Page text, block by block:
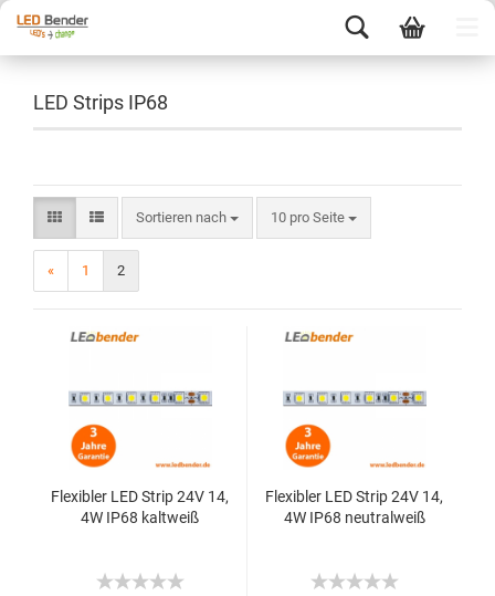
LED Strips IP68
Sortieren nach 10 pro Seite
« 1 2
Flexibler LED Strip 24V 14,
4W IP68 kaltweiß
Flexibler LED Strip 24V 14,
4W IP68 neutralweiß